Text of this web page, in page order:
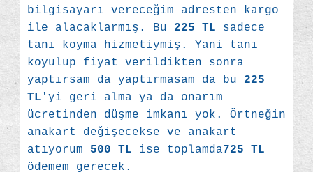
bilgisayarı vereceğim adresten kargo
ile alacaklarmış. Bu 225 TL sadece
tanı koyma hizmetiymiş. Yani tanı
koyulup fiyat verildikten sonra
yaptırsam da yaptırmasam da bu 225
TL 'yi geri alma ya da onarım
ücretinden düşme imkanı yok. Örtneğin
anakart değişecekse ve anakart
atıyorum 500 TL ise toplamda725 TL
ödemem gerecek.